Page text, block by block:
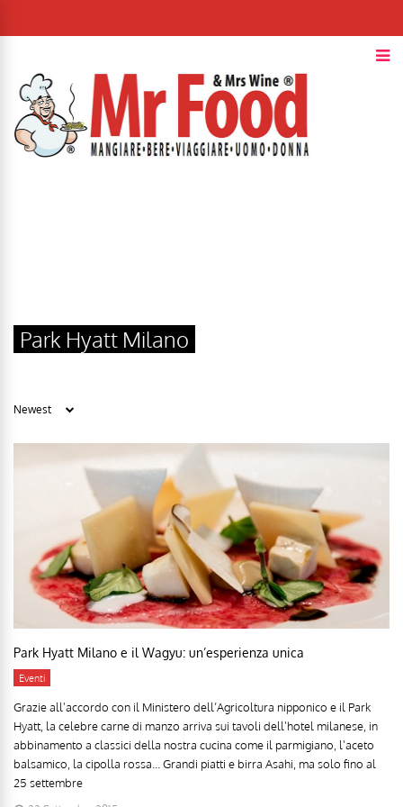
Park Hyatt Milano
Park Hyatt Milano e il Wagyu: un’esperienza unica
Eventi
Grazie all'accordo con il Ministero dell’Agricoltura nipponico e il Park
Hyatt, la celebre carne di manzo arriva sui tavoli dell'hotel milanese, in
abbinamento a classici della nostra cucina come il parmigiano, l'aceto
balsamico, la cipolla rossa... Grandi piatti e birra Asahi, ma solo fino al
25 settembre